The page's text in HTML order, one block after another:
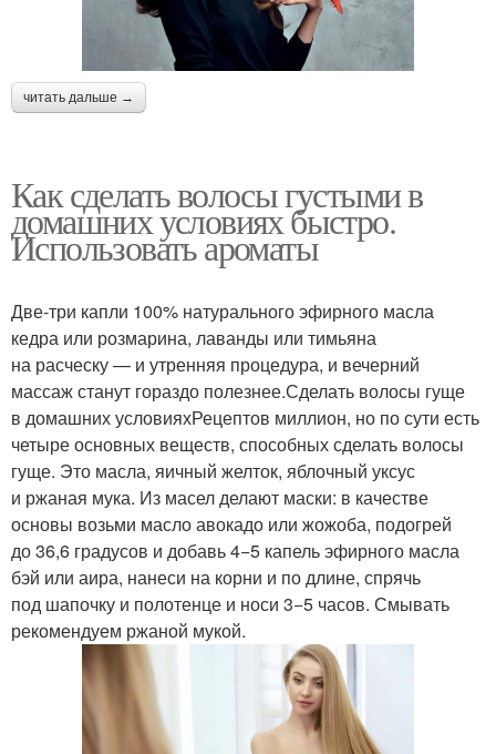
читать дальше →
Как сделать волосы густыми в
домашних условиях быстро.
Использовать ароматы
Две-три капли 100% натурального эфирного масла
кедра или розмарина, лаванды или тимьяна
на расческу — и утренняя процедура, и вечерний
массаж станут гораздо полезнее.Сделать волосы гуще
в домашних условияхРецептов миллион, но по сути есть
четыре основных веществ, способных сделать волосы
гуще. Это масла, яичный желток, яблочный уксус
и ржаная мука. Из масел делают маски: в качестве
основы возьми масло авокадо или жожоба, подогрей
до 36,6 градусов и добавь 4−5 капель эфирного масла
бэй или аира, нанеси на корни и по длине, спрячь
под шапочку и полотенце и носи 3−5 часов. Смывать
рекомендуем ржаной мукой.